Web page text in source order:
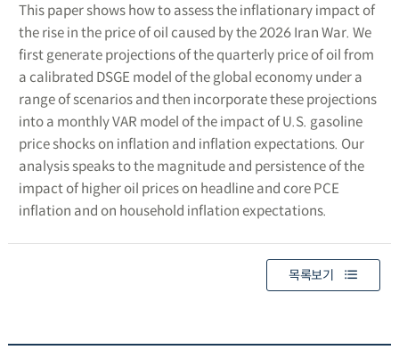
This paper shows how to assess the inflationary impact of
the rise in the price of oil caused by the 2026 Iran War. We
first generate projections of the quarterly price of oil from
a calibrated DSGE model of the global economy under a
range of scenarios and then incorporate these projections
into a monthly VAR model of the impact of U.S. gasoline
price shocks on inflation and inflation expectations. Our
analysis speaks to the magnitude and persistence of the
impact of higher oil prices on headline and core PCE
inflation and on household inflation expectations.
목록보기